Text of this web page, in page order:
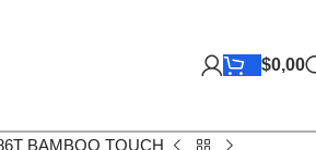
$0,00
BAMBOO TOUCH